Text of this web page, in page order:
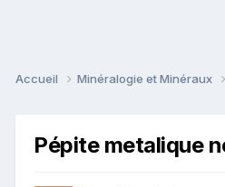
Accueil Minéralogie et Minéraux
Pépite metalique